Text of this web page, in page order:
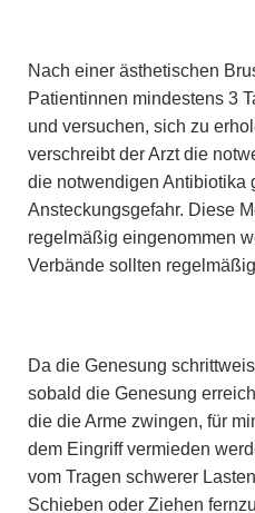
Nach einer ästhetischen
Patientinnen mindestens 3
und versuchen, sich zu
verschreibt der Arzt die
die notwendigen Antibiotika
Ansteckungsgefahr. Diese
regelmäßig eingenommen
Verbände sollten
Da die Genesung
sobald die Genesung
die die Arme zwingen, für
dem Eingriff vermieden
vom Tragen schwerer
Schieben oder Ziehen